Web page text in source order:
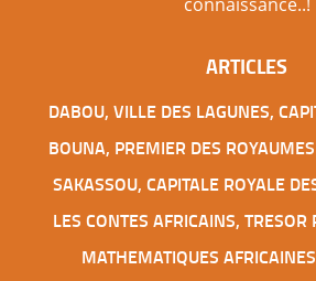
ARTICLES
MATHEMATIQUES AFRICAINES